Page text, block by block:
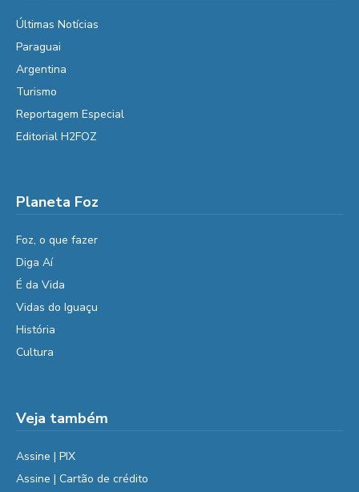
Últimas Notícias
Paraguai
Argentina
Turismo
Reportagem Especial
Editorial H2FOZ
Planeta Foz
Foz, o que fazer
Diga Aí
É da Vida
Vidas do Iguaçu
História
Cultura
Veja também
Assine | PIX
Assine | Cartão de crédito